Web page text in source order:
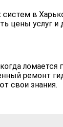
в
цены услуг и
ремонт
свои знания.